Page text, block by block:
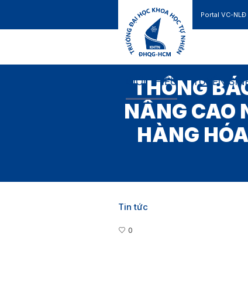
Portal VC-NLĐ
GIỚI THIỆU TUYỂN
THÔNG
NÂNG CAO
HÀNG
Tin tức
0